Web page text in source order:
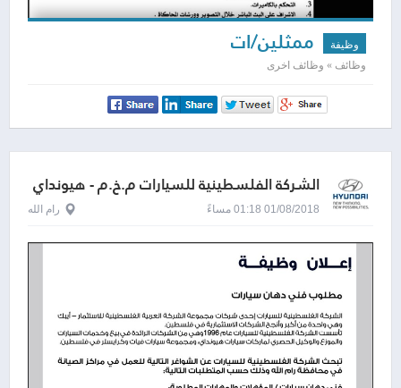
وظيفة ممثلين/ات
وظائف » وظائف اخرى
الشركة الفلسطينية للسيارات م.خ.م - هيونداي
01/08/2018 01:18 مساءً رام الله